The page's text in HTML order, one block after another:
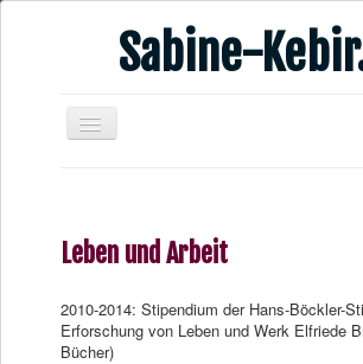
Sabine-
Publikationen
Veranstaltungsangebote
Kontakt
Leben und Arbeit
2010-2014: Stipendium der Hans-Böckler-
Erforschung von Leben und Werk Elfriede
Bücher)